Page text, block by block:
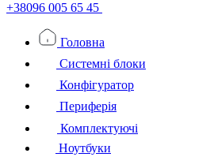
+38096 005 65 45
Головна
Системні блоки
Конфігуратор
Периферія
Комплектуючі
Ноутбуки